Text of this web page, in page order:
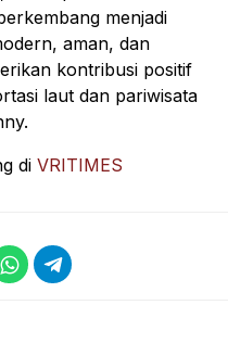
menjadi
aman, dan
kontribusi positif
laut dan pariwisata
di VRITIMES